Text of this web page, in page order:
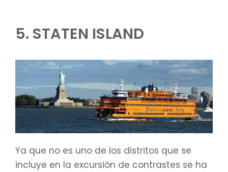
5. STATEN ISLAND
Ya que no es uno de los distritos que se
incluye en la excursión de contrastes se ha